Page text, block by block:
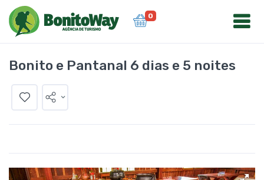
0
Bonito e Pantanal 6 dias e 5 noites